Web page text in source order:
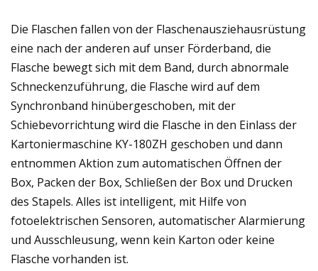
Die Flaschen fallen von der Flaschenausziehausrüstung
eine nach der anderen auf unser Förderband, die
Flasche bewegt sich mit dem Band, durch abnormale
Schneckenzuführung, die Flasche wird auf dem
Synchronband hinübergeschoben, mit der
Schiebevorrichtung wird die Flasche in den Einlass der
Kartoniermaschine KY-180ZH geschoben und dann
entnommen Aktion zum automatischen Öffnen der
Box, Packen der Box, Schließen der Box und Drucken
des Stapels. Alles ist intelligent, mit Hilfe von
fotoelektrischen Sensoren, automatischer Alarmierung
und Ausschleusung, wenn kein Karton oder keine
Flasche vorhanden ist.